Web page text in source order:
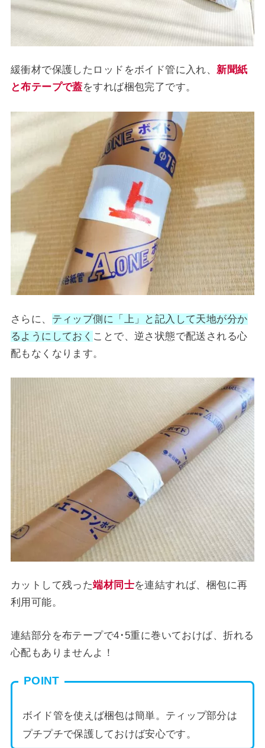
緩衝材で保護したロッドをボイド管に入れ、新聞紙
と布テープで蓋をすれば梱包完了です。
さらに、 ティップ側に「上」と記入して天地が分か
るようにしておく ことで、逆さ状態で配送される心
配もなくなります。
カットして残った端材同士を連結すれば、梱包に再
利用可能。
連結部分を布テープで4･5重に巻いておけば、折れる
心配もありませんよ！
POINT
ボイド管を使えば梱包は簡単。ティップ部分は
プチプチで保護しておけば安心です。